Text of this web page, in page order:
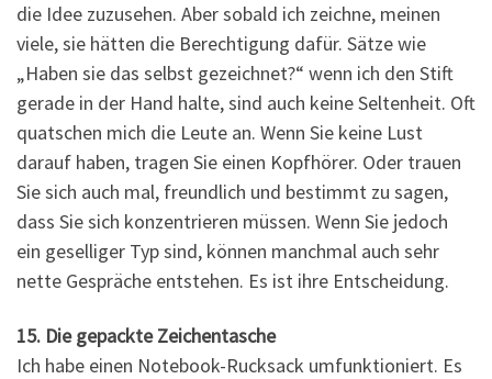
die Idee zuzusehen. Aber sobald ich zeichne, meinen
viele, sie hätten die Berechtigung dafür. Sätze wie
„Haben sie das selbst gezeichnet?“ wenn ich den Stift
gerade in der Hand halte, sind auch keine Seltenheit. Oft
quatschen mich die Leute an. Wenn Sie keine Lust
darauf haben, tragen Sie einen Kopfhörer. Oder trauen
Sie sich auch mal, freundlich und bestimmt zu sagen,
dass Sie sich konzentrieren müssen. Wenn Sie jedoch
ein geselliger Typ sind, können manchmal auch sehr
nette Gespräche entstehen. Es ist ihre Entscheidung.
15. Die gepackte Zeichentasche
Ich habe einen Notebook-Rucksack umfunktioniert. Es